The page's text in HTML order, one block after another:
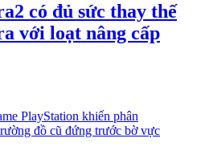
có đủ sức thay thế
với loạt nâng cấp